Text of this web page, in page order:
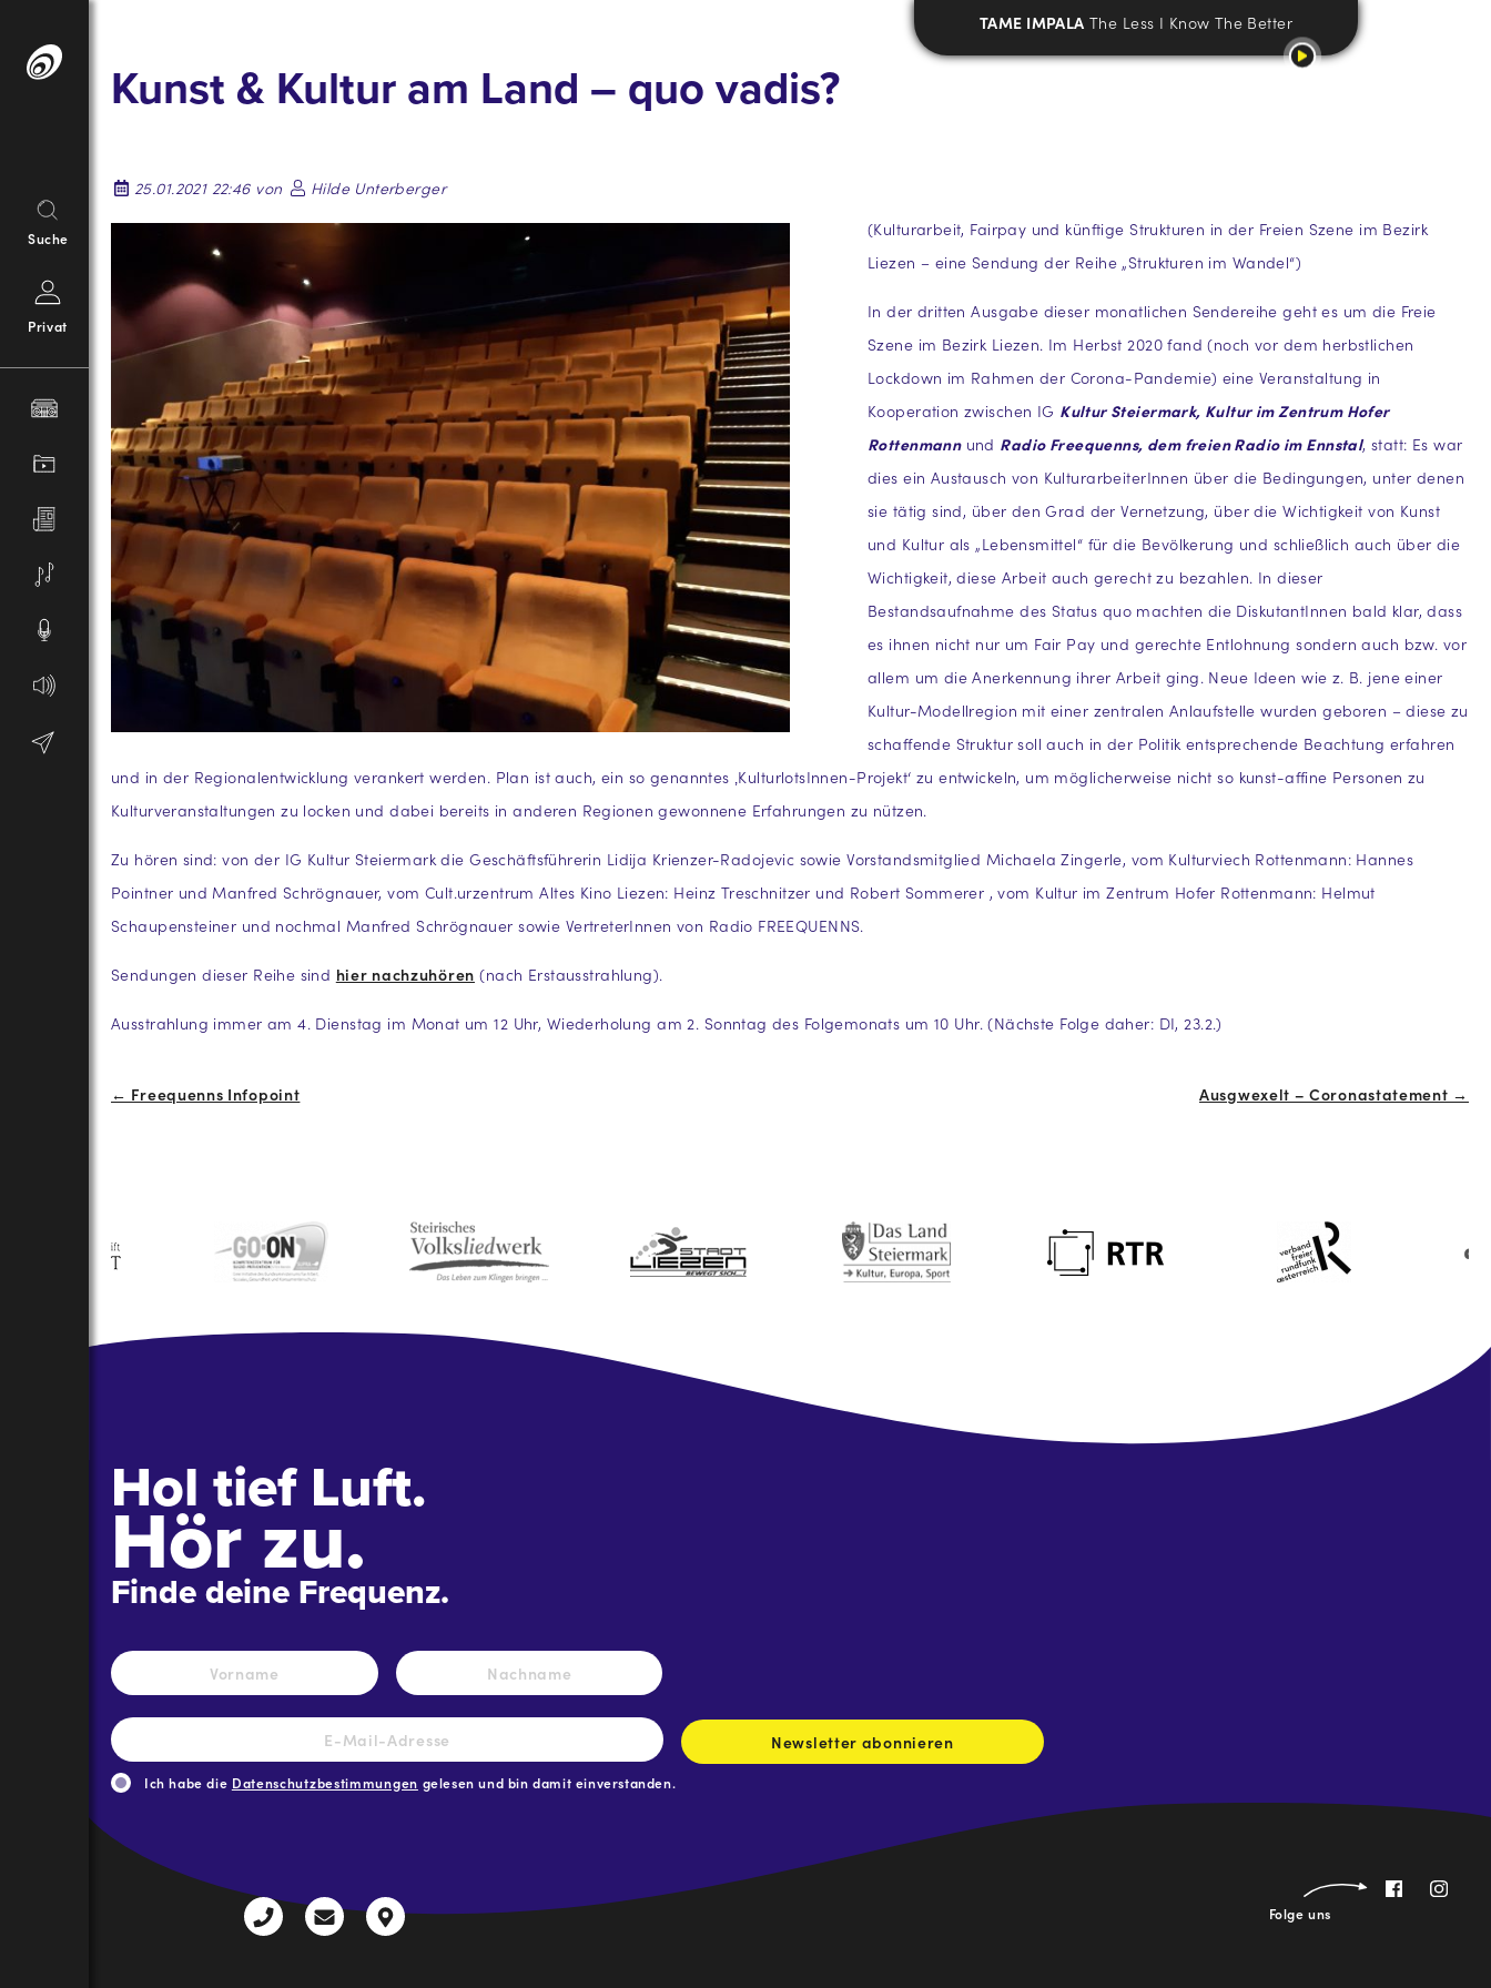
Inhalt
Suche
Privat
TAME IMPALA The Less I Know The Better
Kunst & Kultur am Land – quo vadis?
25.01.2021 22:46 von
Hilde Unterberger
(Kulturarbeit, Fairpay und künftige Strukturen in der Freien Szene im Bezirk
Liezen – eine Sendung der Reihe „Strukturen im Wandel“)
In der dritten Ausgabe dieser monatlichen Sendereihe geht es um die Freie
Szene im Bezirk Liezen. Im Herbst 2020 fand (noch vor dem herbstlichen
Lockdown im Rahmen der Corona-Pandemie) eine Veranstaltung in
Kooperation zwischen IG Kultur Steiermark, Kultur im Zentrum Hofer
Rottenmannund Radio Freequenns, dem freien Radio im Ennstal, statt: Es war
dies ein Austausch von KulturarbeiterInnen über die Bedingungen, unter denen
sie tätig sind, über den Grad der Vernetzung, über die Wichtigkeit von Kunst
und Kultur als „Lebensmittel“ für die Bevölkerung und schließlich auch über die
Wichtigkeit, diese Arbeit auch gerecht zu bezahlen. In dieser
Bestandsaufnahme des Status quo machten die DiskutantInnen bald klar, dass
es ihnen nicht nur um Fair Pay und gerechte Entlohnung sondern auch bzw. vor
allem um die Anerkennung ihrer Arbeit ging. Neue Ideen wie z. B. jene einer
Kultur-Modellregion mit einer zentralen Anlaufstelle wurden geboren – diese zu
schaffende Struktur soll auch in der Politik entsprechende Beachtung erfahren
und in der Regionalentwicklung verankert werden. Plan ist auch, ein so genanntes ‚KulturlotsInnen-Projekt‘ zu entwickeln, um möglicherweise nicht so kunst-affine Personen zu
Kulturveranstaltungen zu locken und dabei bereits in anderen Regionen gewonnene Erfahrungen zu nützen.
Zu hören sind: von der IG Kultur Steiermark die Geschäftsführerin Lidija Krienzer-Radojevic sowie Vorstandsmitglied Michaela Zingerle, vom Kulturviech Rottenmann: Hannes
Pointner und Manfred Schrögnauer, vom Cult.urzentrum Altes Kino Liezen: Heinz Treschnitzer und Robert Sommerer , vom Kultur im Zentrum Hofer Rottenmann: Helmut
Schaupensteiner und nochmal Manfred Schrögnauer sowie VertreterInnen von Radio FREEQUENNS.
Sendungen dieser Reihe sind hier nachzuhören (nach Erstausstrahlung).
Ausstrahlung immer am 4. Dienstag im Monat um 12 Uhr, Wiederholung am 2. Sonntag des Folgemonats um 10 Uhr. (Nächste Folge daher: DI, 23.2.)
← Freequenns Infopoint Ausgwexelt – Coronastatement →
Hol tief Luft.
Hör zu.
Finde deine Frequenz.
Name *
Vorname Nachname
E-
Mail-
Adresse *
Newsletter abonnieren
Ich habe die Datenschutzbestimmungen gelesen und bin damit einverstanden.
Folge uns
+43
radio@freequenns.at
Kulturhausstraße